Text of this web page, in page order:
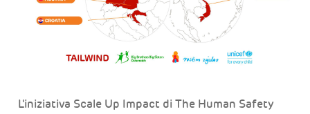
L'iniziativa Scale Up Impact di The Human Safety